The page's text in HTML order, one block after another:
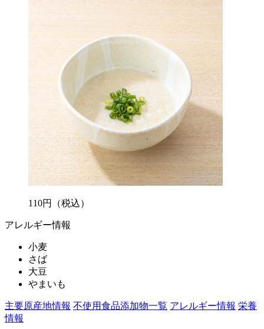
110円 （税込）
アレルギー情報
小麦
さば
大豆
やまいも
主要原産地情報 不使用食品添加物一覧 アレルギー情報 栄養
情報